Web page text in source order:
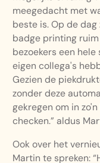
meegedacht met
beste is. Op de
badge printing
bezoekers een
eigen collega's
Gezien de
zonder deze
gekregen om in
checken.” aldus
Ook over het
Martin te spreken: